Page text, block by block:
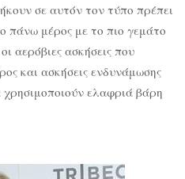
σε αυτόν τον τύπο πρέπει
πάνω μέρος με το πιο γεμάτο
αερόβιες ασκήσεις που
και ασκήσεις ενδυνάμωσης
ελαφριά βάρη